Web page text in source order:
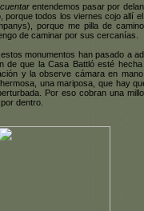
entendemos pasar por
porque todos los viernes cojo allí
porque me pilla de
de caminar por sus cercanías.
monumentos han pasado a
de que la Casa Battló esté hecha
y la observe cámara en
una mariposa, que hay
Por eso cobran una
dentro.